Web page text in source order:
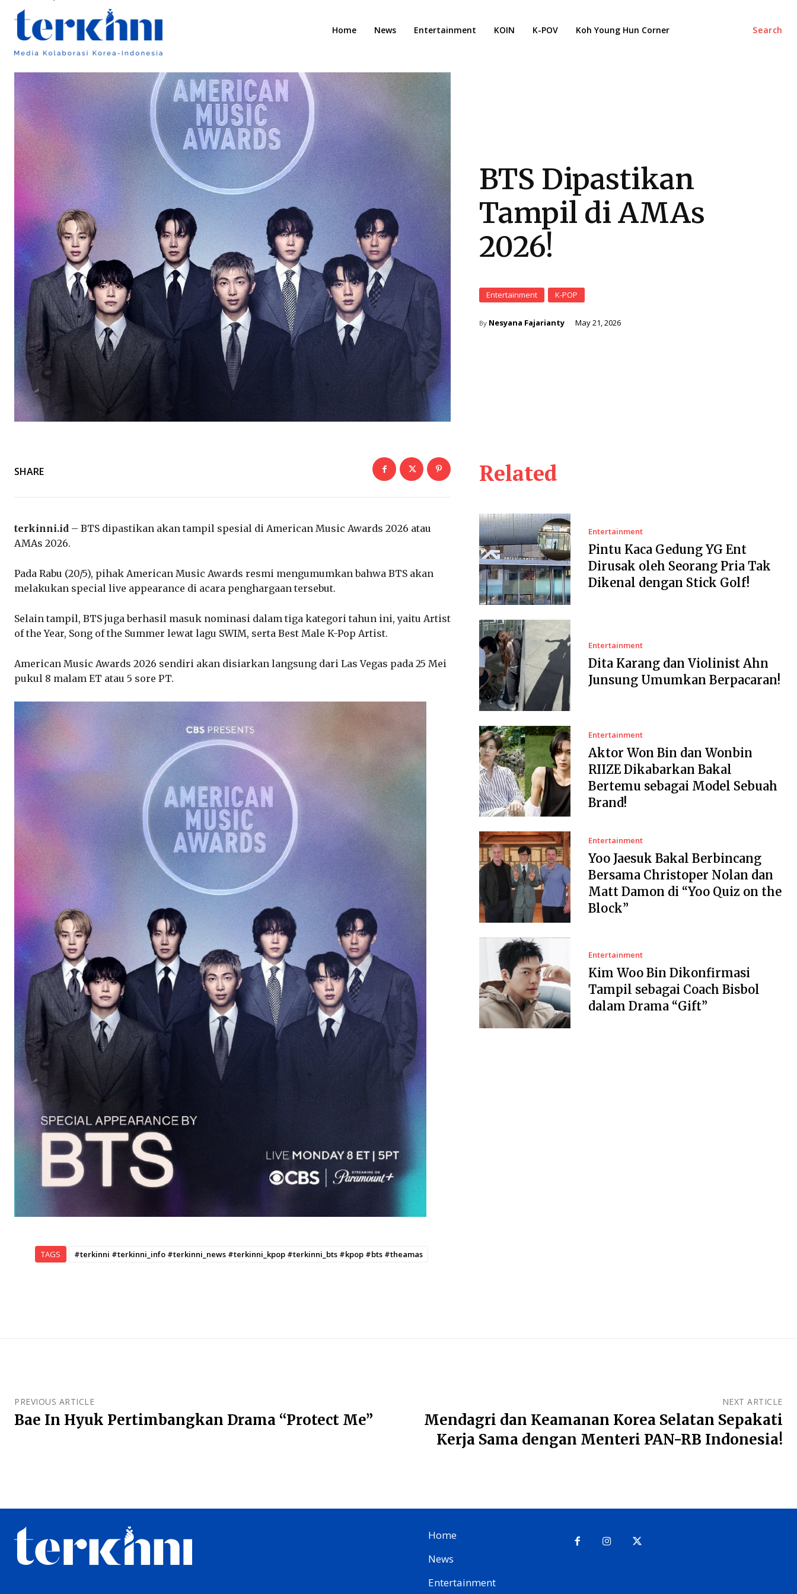
Search
Home News Entertainment KOIN K-POV Koh Young Hun Corner
BTS Dipastikan
Tampil di AMAs
2026!
Entertainment K-POP
By Nesyana Fajarianty May 21, 2026
SHARE
terkinni.id – BTS dipastikan akan tampil spesial di American Music Awards 2026 atau
AMAs 2026.
Pada Rabu (20/5), pihak American Music Awards resmi mengumumkan bahwa BTS akan
melakukan special live appearance di acara penghargaan tersebut.
Selain tampil, BTS juga berhasil masuk nominasi dalam tiga kategori tahun ini, yaitu Artist
of the Year, Song of the Summer lewat lagu SWIM, serta Best Male K-Pop Artist.
American Music Awards 2026 sendiri akan disiarkan langsung dari Las Vegas pada 25 Mei
pukul 8 malam ET atau 5 sore PT.
TAGS #terkinni #terkinni_info #terkinni_news #terkinni_kpop #terkinni_bts #kpop #bts #theamas
Related
Entertainment
Pintu Kaca Gedung YG Ent
Dirusak oleh Seorang Pria Tak
Dikenal dengan Stick Golf!
Entertainment
Dita Karang dan Violinist Ahn
Junsung Umumkan Berpacaran!
Entertainment
Aktor Won Bin dan Wonbin
RIIZE Dikabarkan Bakal
Bertemu sebagai Model Sebuah
Brand!
Entertainment
Yoo Jaesuk Bakal Berbincang
Bersama Christoper Nolan dan
Matt Damon di “Yoo Quiz on the
Block”
Entertainment
Kim Woo Bin Dikonfirmasi
Tampil sebagai Coach Bisbol
dalam Drama “Gift”
PREVIOUS ARTICLE
Bae In Hyuk Pertimbangkan Drama “Protect Me”
NEXT ARTICLE
Mendagri dan Keamanan Korea Selatan Sepakati
Kerja Sama dengan Menteri PAN-RB Indonesia!
Home
News
Entertainment